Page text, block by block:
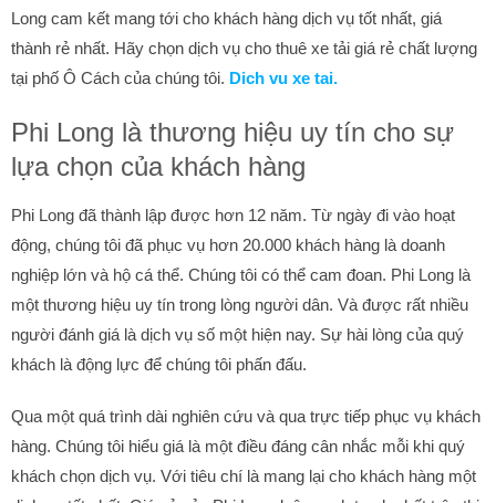
Long cam kết mang tới cho khách hàng dịch vụ tốt nhất, giá
thành rẻ nhất. Hãy chọn dịch vụ cho thuê xe tải giá rẻ chất lượng
tại phố Ô Cách của chúng tôi. Dich vu xe tai.
Phi Long là thương hiệu uy tín cho sự
lựa chọn của khách hàng
Phi Long đã thành lập được hơn 12 năm. Từ ngày đi vào hoạt
động, chúng tôi đã phục vụ hơn 20.000 khách hàng là doanh
nghiệp lớn và hộ cá thể. Chúng tôi có thể cam đoan. Phi Long là
một thương hiệu uy tín trong lòng người dân. Và được rất nhiều
người đánh giá là dịch vụ số một hiện nay. Sự hài lòng của quý
khách là động lực để chúng tôi phấn đấu.
Qua một quá trình dài nghiên cứu và qua trực tiếp phục vụ khách
hàng. Chúng tôi hiểu giá là một điều đáng cân nhắc mỗi khi quý
khách chọn dịch vụ. Với tiêu chí là mang lại cho khách hàng một